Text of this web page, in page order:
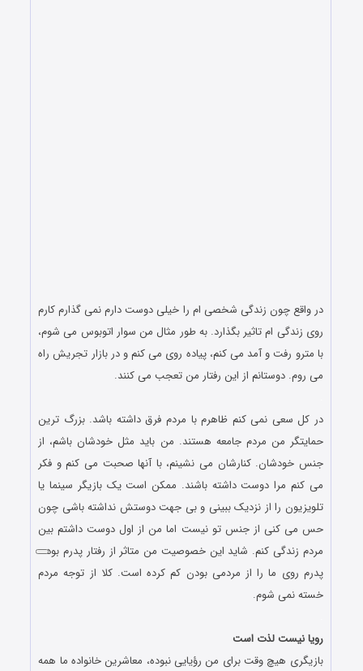
در واقع چون زندگی شخصی ام را خیلی دوست دارم نمی گذارم کارم
روی زندگی ام تاثیر بگذارد. به طور مثال من سوار اتوبوس می شوم،
با مترو رفت و آمد می کنم، پیاده روی می کنم و در بازار تجریش راه
می روم. دوستانم از این رفتار من تعجب می کنند.
در کل سعی نمی کنم ظاهرم با مردم فرق داشته باشد. بزرگ ترین
حمایتگر من مردم جامعه هستند. من باید مثل خودشان باشم، از
جنس خودشان. کنارشان می نشینم، با آنها صحبت می کنم و فکر
می کنم مرا دوست داشته باشند. ممکن است یک بازیگر سینما یا
تلویزیون را از نزدیک ببینی و بی جهت دوستش نداشته باشی چون
حس می کنی از جنس تو نیست اما من از اول دوست داشتم بین
مردم زندگی کنم. شاید این خصوصیت من متاثر از رفتار پدرم بوده،
پدرم روی ما را از مردمی بودن کم کرده است. کلا از توجه مردم
خسته نمی شوم.
رویا نیست لذت است
بازیگری هیچ وقت برای من رؤیایی نبوده، معاشرین خانواده ما همه